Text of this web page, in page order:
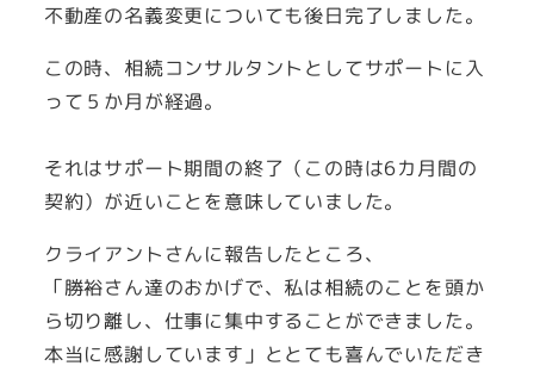
不動産の名義変更についても後日完了しました。
この時、相続コンサルタントとしてサポートに入
って５か月が経過。
それはサポート期間の終了（この時は6カ月間の
契約）が近いことを意味していました。
クライアントさんに報告したところ、
「勝裕さん達のおかげで、私は相続のことを頭か
ら切り離し、仕事に集中することができました。
本当に感謝しています」ととても喜んでいただき